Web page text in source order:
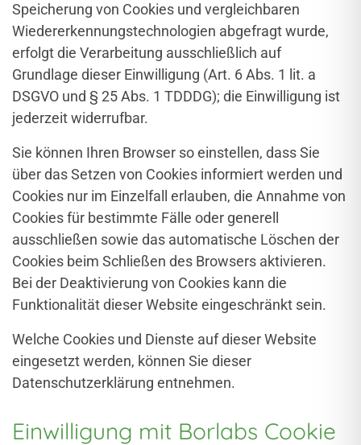
Speicherung von Cookies und vergleichbaren
Wiedererkennungstechnologien abgefragt wurde,
erfolgt die Verarbeitung ausschließlich auf
Grundlage dieser Einwilligung (Art. 6 Abs. 1 lit. a
DSGVO und § 25 Abs. 1 TDDDG); die Einwilligung ist
jederzeit widerrufbar.
Sie können Ihren Browser so einstellen, dass Sie
über das Setzen von Cookies informiert werden und
Cookies nur im Einzelfall erlauben, die Annahme von
Cookies für bestimmte Fälle oder generell
ausschließen sowie das automatische Löschen der
Cookies beim Schließen des Browsers aktivieren.
Bei der Deaktivierung von Cookies kann die
Funktionalität dieser Website eingeschränkt sein.
Welche Cookies und Dienste auf dieser Website
eingesetzt werden, können Sie dieser
Datenschutzerklärung entnehmen.
Einwilligung mit Borlabs Cookie